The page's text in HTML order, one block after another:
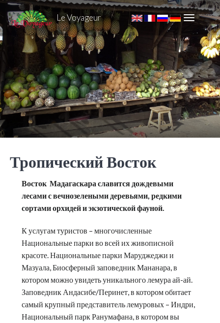
Le Voyageur
Тропический Восток
Восток Мадагаскара славится дождевыми
лесами с вечнозелеными деревьями, редкими
сортами орхидей и экзотической фауной.
К услугам туристов – многочисленные
Национальные парки во всей их живописной
красоте. Национальные парки Маруджеджи и
Мазуала, Биосферный заповедник Мананара, в
котором можно увидеть уникального лемура ай-ай.
Заповедник Андасибе/Перинет, в котором обитает
самый крупный представитель лемуровых – Индри,
Национальный парк Ранумафана, в котором вы